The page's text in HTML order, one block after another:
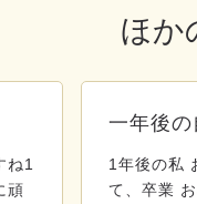
ほか
ね1
頑
一年後の
1年後の私
て、卒業